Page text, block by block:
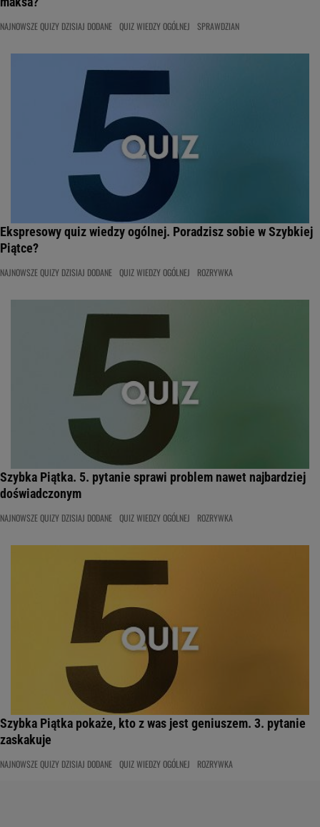
NAJNOWSZE QUIZY DZISIAJ DODANE QUIZ WIEDZY OGÓLNEJ SPRAWDZIAN
Ekspresowy quiz wiedzy ogólnej. Poradzisz sobie w Szybkiej
Piątce?
NAJNOWSZE QUIZY DZISIAJ DODANE QUIZ WIEDZY OGÓLNEJ ROZRYWKA
Szybka Piątka. 5. pytanie sprawi problem nawet najbardziej
doświadczonym
NAJNOWSZE QUIZY DZISIAJ DODANE QUIZ WIEDZY OGÓLNEJ ROZRYWKA
Szybka Piątka pokaże, kto z was jest geniuszem. 3. pytanie
zaskakuje
NAJNOWSZE QUIZY DZISIAJ DODANE QUIZ WIEDZY OGÓLNEJ ROZRYWKA